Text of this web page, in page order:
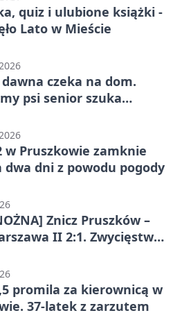
quiz i ulubione książki -
Lato w Mieście
czeka na dom.
psi senior szuka
w Pruszkowie zamknie
dwa dni z powodu pogody
Znicz Pruszków –
II 2:1. Zwycięstwo
promila za kierownicą w
37-latek z zarzutem